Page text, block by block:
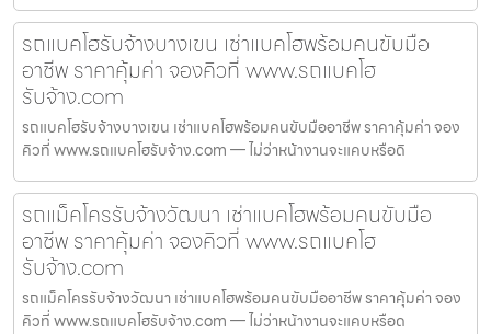
รถแบคโฮรับจ้างบางเขน เช่าแบคโฮพร้อมคนขับมือ
อาชีพ ราคาคุ้มค่า จองคิวที่ www.รถแบคโฮ
รับจ้าง.com
รถแบคโฮรับจ้างบางเขน เช่าแบคโฮพร้อมคนขับมืออาชีพ ราคาคุ้มค่า จอง
คิวที่ www.รถแบคโฮรับจ้าง.com — ไม่ว่าหน้างานจะแคบหรือดิ
รถแม็คโครรับจ้างวัฒนา เช่าแบคโฮพร้อมคนขับมือ
อาชีพ ราคาคุ้มค่า จองคิวที่ www.รถแบคโฮ
รับจ้าง.com
รถแม็คโครรับจ้างวัฒนา เช่าแบคโฮพร้อมคนขับมืออาชีพ ราคาคุ้มค่า จอง
คิวที่ www.รถแบคโฮรับจ้าง.com — ไม่ว่าหน้างานจะแคบหรือด